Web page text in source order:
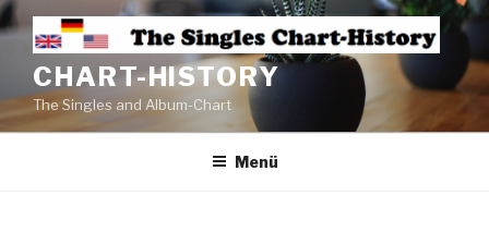
CHART-HISTORY
The Singles and Album-Chart
Menü